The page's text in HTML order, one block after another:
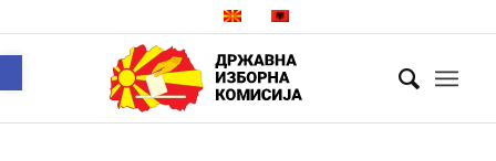
Open toolbar